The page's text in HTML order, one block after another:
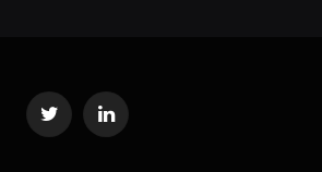
Twitter LinkedIn